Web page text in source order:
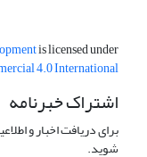
is licensed under
4.0 International
اشتراک خبرنامه
برای دریافت اخبار و
شوید.